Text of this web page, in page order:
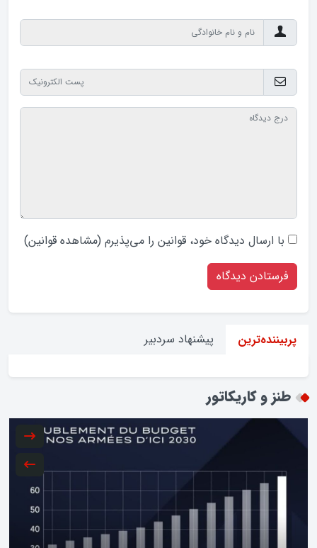
با ارسال دیدگاه‌ خود، قوانین را می‌پذیرم (مشاهده قوانین)
پربیننده‌ترین پیشنهاد سردبیر
طنز و کاریکاتور